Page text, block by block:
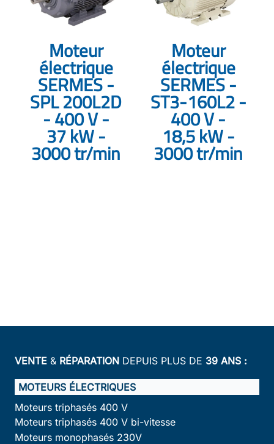
Moteur
électrique
SERMES -
SPL 200L2D
- 400 V -
37 kW -
3000 tr/min
Moteur
électrique
SERMES -
ST3-160L2 -
400 V -
18,5 kW -
3000 tr/min
VENTE & RÉPARATION DEPUIS PLUS DE 39 ANS :
MOTEURS ÉLECTRIQUES
Moteurs triphasés 400 V
Moteurs triphasés 400 V bi-vitesse
Moteurs monophasés 230V